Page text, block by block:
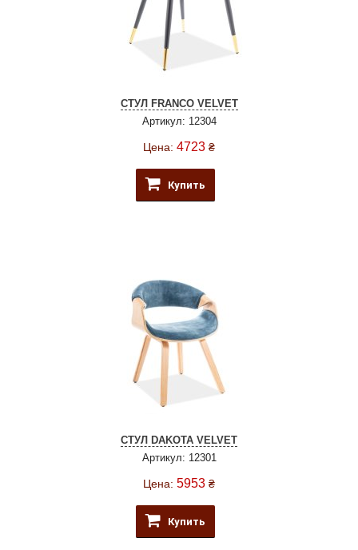
СТУЛ FRANCO VELVET
Артикул: 12304
Цена: 4723 ₴
Купить
СТУЛ DAKOTA VELVET
Артикул: 12301
Цена: 5953 ₴
Купить